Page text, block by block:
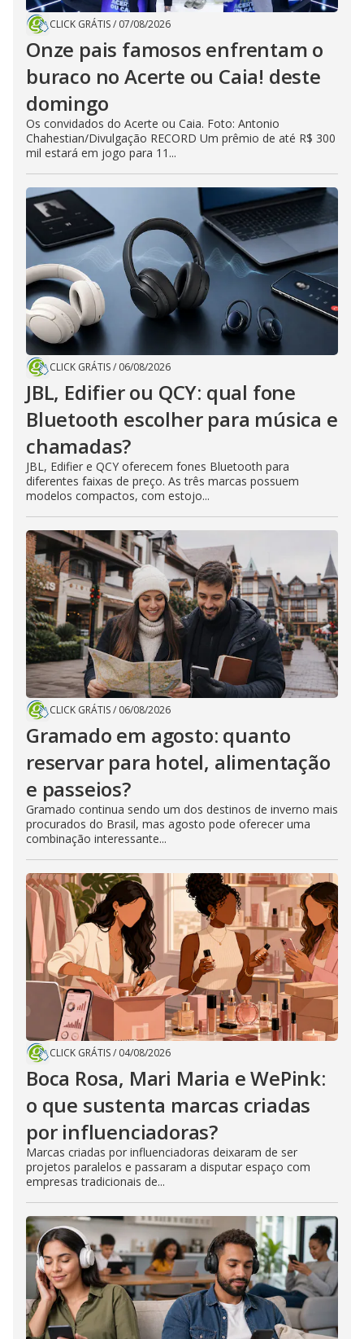
CLICK GRÁTIS/ 07/08/2026
Onze pais famosos enfrentam o
buraco no Acerte ou Caia! deste
domingo
Os convidados do Acerte ou Caia. Foto: Antonio
Chahestian/Divulgação RECORD Um prêmio de até R$ 300
mil estará em jogo para 11...
CLICK GRÁTIS/ 06/08/2026
JBL, Edifier ou QCY: qual fone
Bluetooth escolher para música e
chamadas?
JBL, Edifier e QCY oferecem fones Bluetooth para
diferentes faixas de preço. As três marcas possuem
modelos compactos, com estojo...
CLICK GRÁTIS/ 06/08/2026
Gramado em agosto: quanto
reservar para hotel, alimentação
e passeios?
Gramado continua sendo um dos destinos de inverno mais
procurados do Brasil, mas agosto pode oferecer uma
combinação interessante...
CLICK GRÁTIS/ 04/08/2026
Boca Rosa, Mari Maria e WePink:
o que sustenta marcas criadas
por influenciadoras?
Marcas criadas por influenciadoras deixaram de ser
projetos paralelos e passaram a disputar espaço com
empresas tradicionais de...